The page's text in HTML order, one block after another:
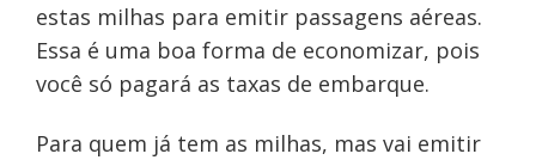
estas milhas para emitir passagens aéreas.
Essa é uma boa forma de economizar, pois
você só pagará as taxas de embarque.
Para quem já tem as milhas, mas vai emitir